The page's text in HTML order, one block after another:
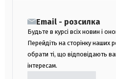
Email - розсилка
Будьте в курсі всіх новин і
Перейдіть на сторінку наших
обрати ті, що відповідають
інтересам.